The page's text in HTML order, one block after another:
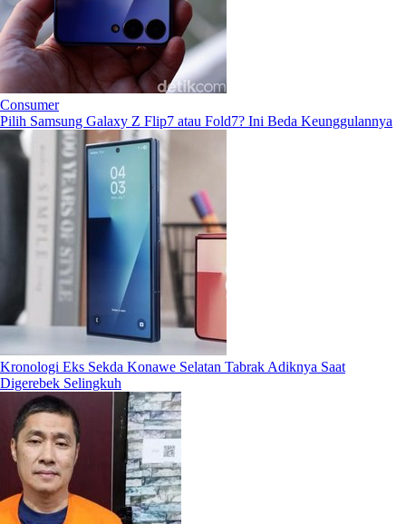
Consumer
Pilih Samsung Galaxy Z Flip7 atau Fold7? Ini Beda Keunggulannya
Kronologi Eks Sekda Konawe Selatan Tabrak Adiknya Saat
Digerebek Selingkuh